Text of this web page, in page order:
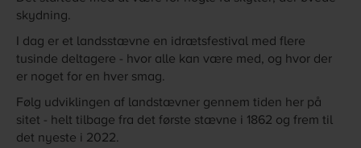
skydning.
I dag er et landsstævne en idrætsfestival med flere
tusinde deltagere - hvor alle kan være med, og hvor der
er noget for en hver smag.
Følg udviklingen af landstævner gennem tiden her på
sitet - helt tilbage fra det første stævne i 1862 og frem til
det nyeste i 2022.